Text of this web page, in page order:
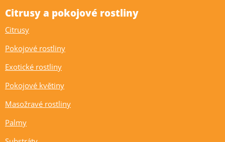
Citrusy a pokojové rostliny
Citrusy
Pokojové rostliny
Exotické rostliny
Pokojové květiny
Masožravé rostliny
Palmy